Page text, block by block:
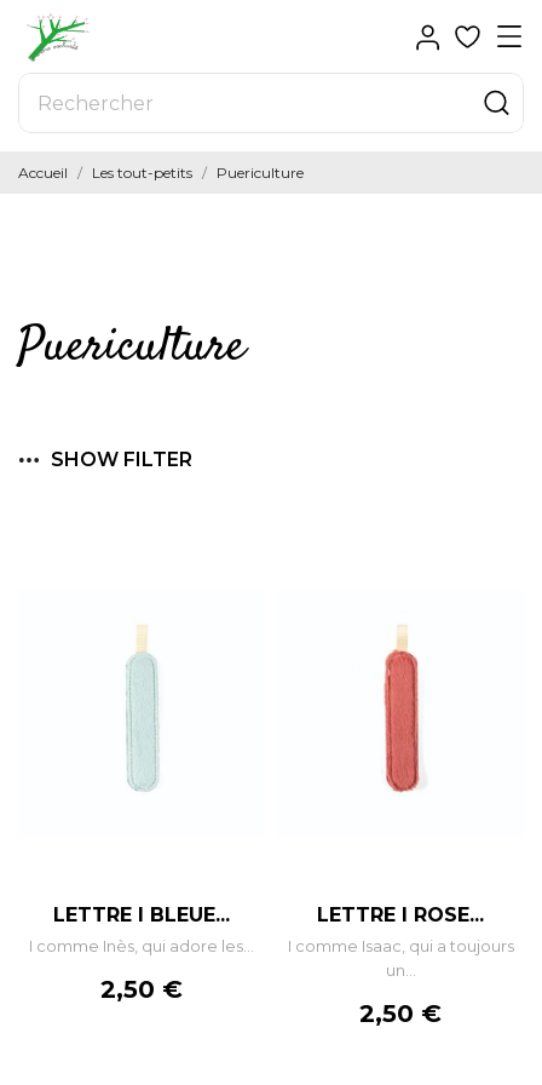
Accueil Les tout-petits Puericulture
Puericulture
SHOW FILTER
LETTRE I BLEUE...
I comme Inès, qui adore les...
Prix
2,50 €
LETTRE I ROSE...
I comme Isaac, qui a toujours
un...
Prix
2,50 €